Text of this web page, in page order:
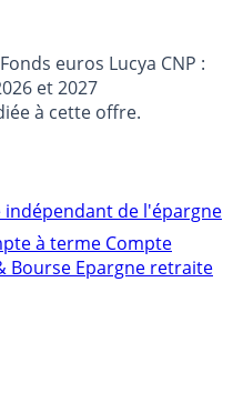
Fonds euros Lucya CNP :
et 2027
à cette offre.
indépendant de l'épargne
à terme Compte
Bourse Epargne retraite